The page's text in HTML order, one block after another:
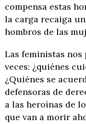
compensa estas
la carga recaiga
hombros de las
Las feministas
veces: ¿quiénes
¿Quiénes se
defensoras de
a las heroínas de
que van a morir